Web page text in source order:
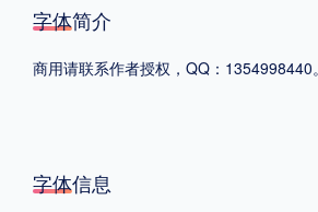
格式
地区
字体简介
商用请联系作者授权，QQ：1354998440。
字体信息